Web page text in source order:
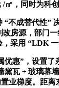
，同时为科
成替代性”
房源，部门
采用 “LDK
”，设置了
瓦 + 玻璃幕
业梯度。距离